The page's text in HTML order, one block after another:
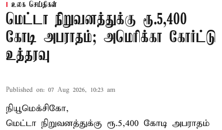
உலக செய்திகள்
மெட்டா நிறுவனத்துக்கு ரூ.5,400
கோடி அபராதம்; அமெரிக்கா கோர்ட்டு
உத்தரவு
Published on: 07 Aug 2026, 10:23 am
நியூமெக்சிகோ,
மெட்டா நிறுவனத்துக்கு ரூ.5,400 கோடி அபராதம்